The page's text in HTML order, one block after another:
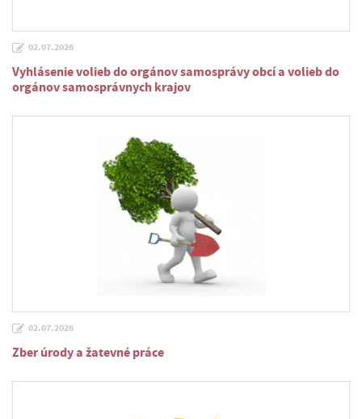
02.07.2026
Vyhlásenie volieb do orgánov samosprávy obcí a volieb do
orgánov samosprávnych krajov
02.07.2026
Zber úrody a žatevné práce